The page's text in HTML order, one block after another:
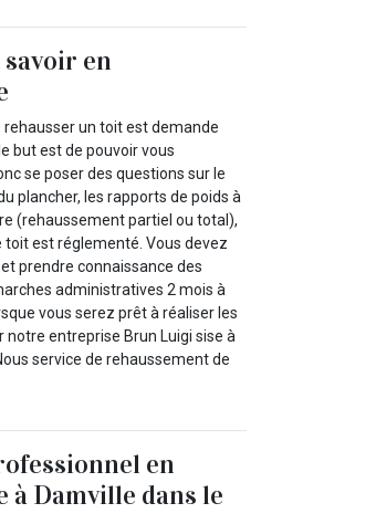
en
rehausser un toit est demande
but est de pouvoir vous
se poser des questions sur le
plancher, les rapports de poids à
(rehaussement partiel ou total),
est réglementé. Vous devez
prendre connaissance des
administratives 2 mois à
vous serez prêt à réaliser les
notre entreprise Brun Luigi sise à
service de rehaussement de
en
Damville dans le